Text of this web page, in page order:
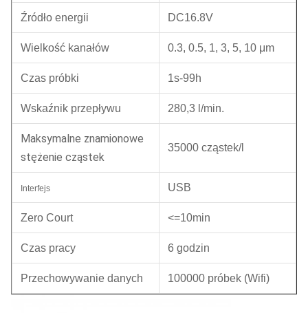
Źródło energii DC16.8V
Wielkość kanałów 0.3, 0.5, 1, 3, 5, 10 μm
Czas próbki 1s-99h
Wskaźnik przepływu 280,3 l/min.
Maksymalne znamionowe
stężenie cząstek
35000 cząstek/l
Interfejs USB
Zero Court <=10min
Czas pracy 6 godzin
Przechowywanie danych 100000 próbek (Wifi)